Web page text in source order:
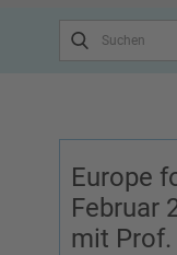
Europe
Februar
mit Prof.